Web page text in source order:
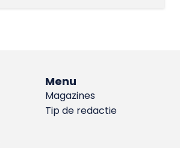
Menu
Magazines
Tip de redactie